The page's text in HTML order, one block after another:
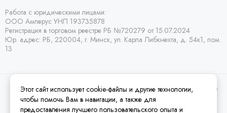
Работа с юридическими лицами:
ООО Амперус УНП 193735878
Регистрация в торговом реестре РБ №720279 от 15.07.2024
Юр. адрес: РБ, 220004, г. Минск, ул. Карла Либкнехта, д. 54к1, пом.
13
2026 © Amperus Радиодетали Минск | купить в розницу, оптом и почтой по
Беларуси.Карта сайта
Этот сайт использует cookie-файлы и другие технологии,
чтобы помочь Вам в навигации, а также для
предоставления лучшего пользовательского опыта и